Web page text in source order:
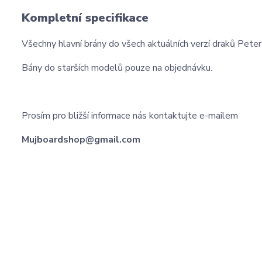
Kompletní specifikace
Všechny hlavní brány do všech aktuálních verzí draků
Bány do starších modelů pouze na objednávku.
Prosím pro bližší informace nás kontaktujte e-mailem
Mujboardshop@gmail.com